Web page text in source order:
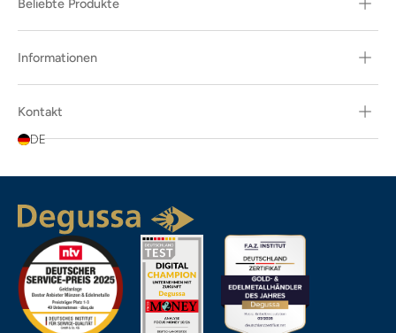
Beliebte Produkte
Informationen
Kontakt
DE